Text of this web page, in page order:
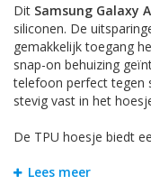
Dit Samsung Galaxy
siliconen. De
gemakkelijk toegang
snap-on behuizing
telefoon perfect tegen
stevig vast in het
De TPU hoesje biedt
uitstekende design
Lees meer